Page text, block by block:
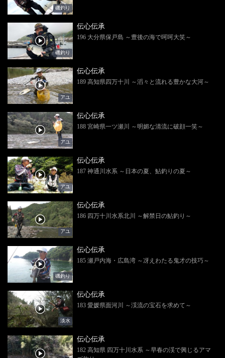
磯釣り
磯釣り
伝心伝承
196 大分県保戸島 ～豊後の海で呵呵大笑～
アユ
伝心伝承
189 高知県四万十川 ～滔々と流れる豊かな大河～
アユ
伝心伝承
188 宮崎県一ツ瀬川 ～明媚な清流に破顔一笑～
アユ
伝心伝承
187 神通川水系 ～日本の夏、鮎釣りの夏～
アユ
伝心伝承
186 四万十川水系北川 ～解禁日の鮎釣り～
磯釣り
伝心伝承
185 瀬戸内海・広島湾 ～冴えわたる鬼才の技巧～
淡水
伝心伝承
183 愛媛県面河川 ～渓流の宝石を求めて～
伝心伝承
182 高知県 四万十川水系 ～早春の渓で興じるアマ